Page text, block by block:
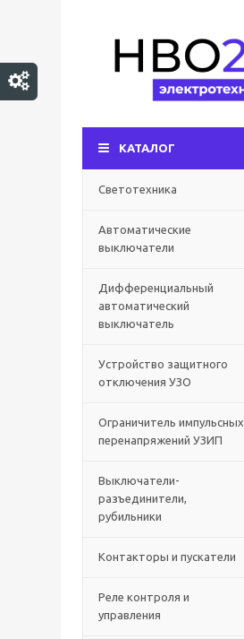
КАТАЛОГ
Светотехника
Автоматические
выключатели
Дифференциальный
автоматический
выключатель
Устройство защитного
отключения УЗО
Ограничитель импульсных
перенапряжений УЗИП
Выключатели-
разъединители,
рубильники
Контакторы и пускатели
Реле контроля и
управления